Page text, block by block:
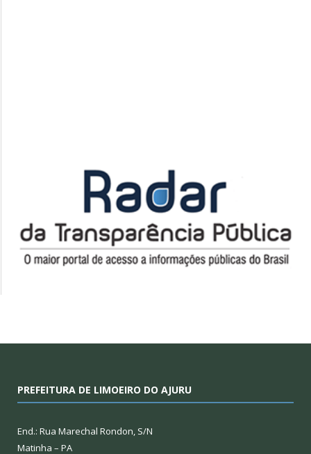
PREFEITURA DE LIMOEIRO DO AJURU
End.: Rua Marechal Rondon, S/N
Matinha – PA